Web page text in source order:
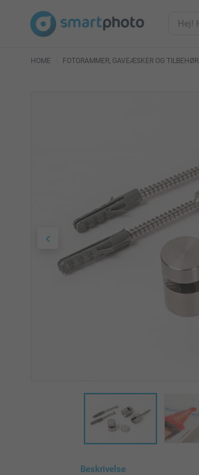
HOME FOTORAMMER, GAVEÆSKER OG TILBEHØR
Beskrivelse